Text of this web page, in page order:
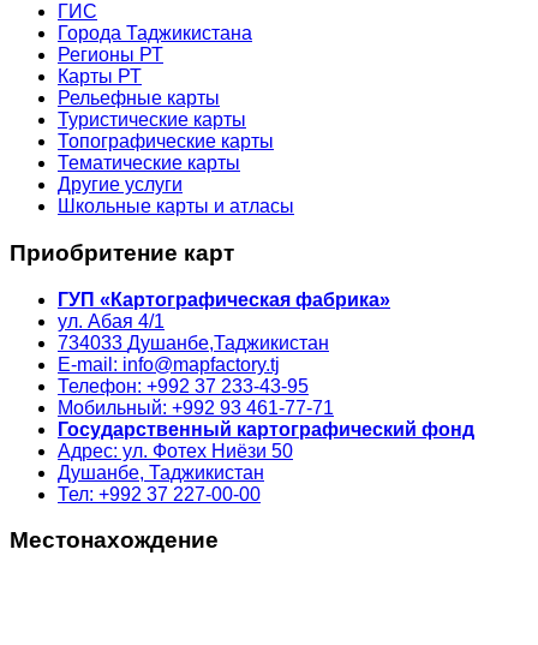
ГИС
Города Таджикистана
Регионы РТ
Карты РТ
Рельефные карты
Туристические карты
Топографические карты
Тематические карты
Другие услуги
Школьные карты и атласы
Приобритение карт
ГУП «Картографическая фабрика»
ул. Абая 4/1
734033 Душанбе,Таджикистан
E-mail: info@mapfactory.tj
Телефон: +992 37 233-43-95
Мобильный: +992 93 461-77-71
Государственный картографический фонд
Адрес: ул. Фотех Ниёзи 50
Душанбе, Таджикистан
Тел: +992 37 227-00-00
Местонахождение